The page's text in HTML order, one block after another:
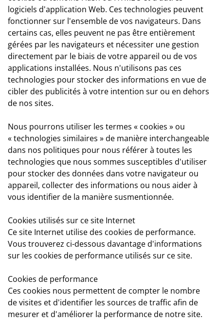
logiciels d'application Web. Ces technologies peuvent
fonctionner sur l'ensemble de vos navigateurs. Dans
certains cas, elles peuvent ne pas être entièrement
gérées par les navigateurs et nécessiter une gestion
directement par le biais de votre appareil ou de vos
applications installées. Nous n'utilisons pas ces
technologies pour stocker des informations en vue de
cibler des publicités à votre intention sur ou en dehors
de nos sites.
Nous pourrons utiliser les termes « cookies » ou
« technologies similaires » de manière interchangeable
dans nos politiques pour nous référer à toutes les
technologies que nous sommes susceptibles d'utiliser
pour stocker des données dans votre navigateur ou
appareil, collecter des informations ou nous aider à
vous identifier de la manière susmentionnée.
Cookies utilisés sur ce site Internet
Ce site Internet utilise des cookies de performance.
Vous trouverez ci-dessous davantage d'informations
sur les cookies de performance utilisés sur ce site.
Cookies de performance
Ces cookies nous permettent de compter le nombre
de visites et d'identifier les sources de traffic afin de
mesurer et d'améliorer la performance de notre site.